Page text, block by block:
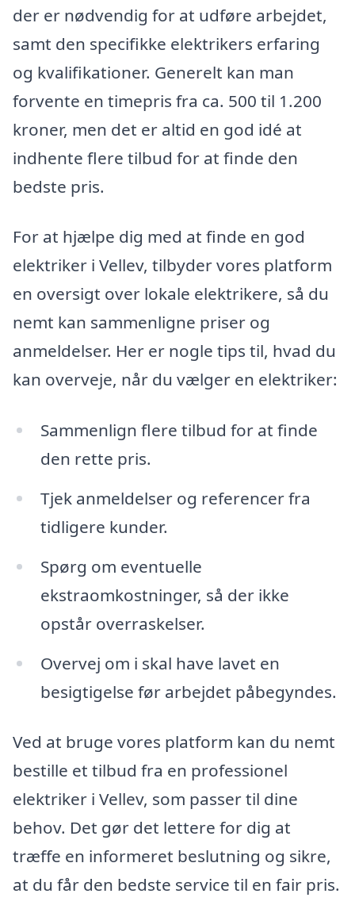
der er nødvendig for at udføre arbejdet,
samt den specifikke elektrikers erfaring
og kvalifikationer. Generelt kan man
forvente en timepris fra ca. 500 til 1.200
kroner, men det er altid en god idé at
indhente flere tilbud for at finde den
bedste pris.
For at hjælpe dig med at finde en god
elektriker i Vellev, tilbyder vores platform
en oversigt over lokale elektrikere, så du
nemt kan sammenligne priser og
anmeldelser. Her er nogle tips til, hvad du
kan overveje, når du vælger en elektriker:
Sammenlign flere tilbud for at finde
den rette pris.
Tjek anmeldelser og referencer fra
tidligere kunder.
Spørg om eventuelle
ekstraomkostninger, så der ikke
opstår overraskelser.
Overvej om i skal have lavet en
besigtigelse før arbejdet påbegyndes.
Ved at bruge vores platform kan du nemt
bestille et tilbud fra en professionel
elektriker i Vellev, som passer til dine
behov. Det gør det lettere for dig at
træffe en informeret beslutning og sikre,
at du får den bedste service til en fair pris.